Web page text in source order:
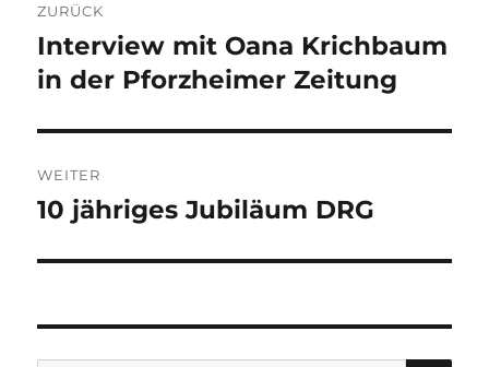
ZURÜCK
Vorheriger
Beitrag:
Interview mit Oana Krichbaum
in der Pforzheimer Zeitung
WEITER
Nächster
10 jähriges Jubiläum DRG